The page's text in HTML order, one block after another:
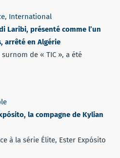
, International
Laribi, présenté comme l’un
arrêté en Algérie
de « TIC », a été
la compagne de Kylian
à la série Élite, Ester Expósito